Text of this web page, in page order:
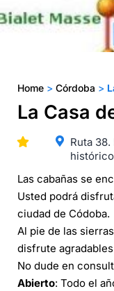
Home > Córdoba >
La Casa
Ruta
Las cabañas se
Usted podrá
ciudad de Códoba.
Al pie de las
disfrute
No dude en
Abierto: Todo el